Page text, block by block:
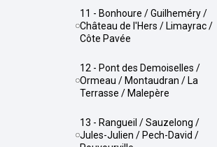
11 - Bonhoure / Guilheméry /
Château de l'Hers / Limayrac /
Côte Pavée
12 - Pont des Demoiselles /
Ormeau / Montaudran / La
Terrasse / Malepère
13 - Rangueil / Sauzelong /
Jules-Julien / Pech-David /